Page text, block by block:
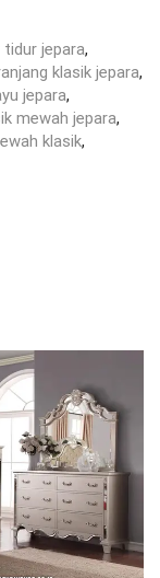
jepara,
klasik jepara,
jepara,
mewah jepara,
klasik,